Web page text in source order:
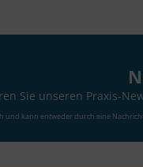
Sie unseren Praxis-
und kann entweder durch eine